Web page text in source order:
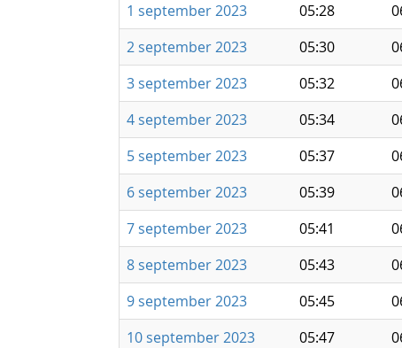
1 september 2023
05:28
2 september 2023
05:30
3 september 2023
05:32
4 september 2023
05:34
5 september 2023
05:37
6 september 2023
05:39
7 september 2023
05:41
8 september 2023
05:43
9 september 2023
05:45
10 september 2023
05:47